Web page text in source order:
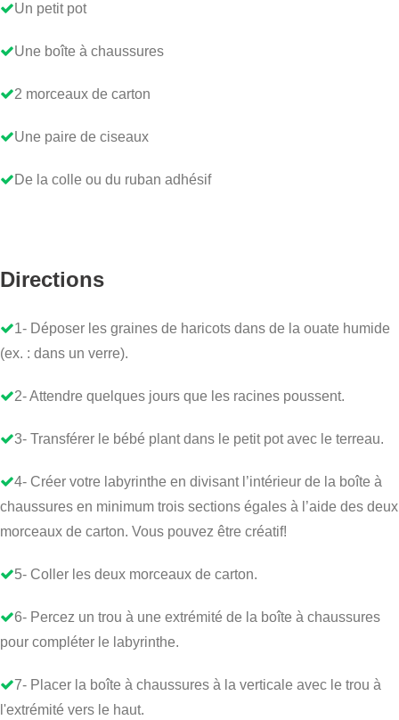
Un petit pot
Une boîte à chaussures
2 morceaux de carton
Une paire de ciseaux
De la colle ou du ruban adhésif
Directions
1- Déposer les graines de haricots dans de la ouate humide
(ex. : dans un verre).
2- Attendre quelques jours que les racines poussent.
3- Transférer le bébé plant dans le petit pot avec le terreau.
4- Créer votre labyrinthe en divisant l’intérieur de la boîte à
chaussures en minimum trois sections égales à l’aide des deux
morceaux de carton. Vous pouvez être créatif!
5- Coller les deux morceaux de carton.
6- Percez un trou à une extrémité de la boîte à chaussures
pour compléter le labyrinthe.
7- Placer la boîte à chaussures à la verticale avec le trou à
l'extrémité vers le haut.